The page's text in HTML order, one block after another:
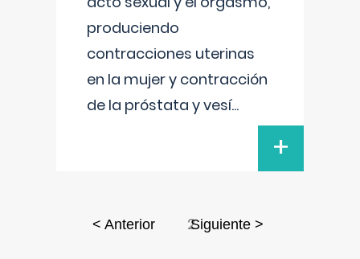
produciendo
contracciones uterinas
en la mujer y contracción
de la próstata y vesí...
+
< Anterior 2Siguiente >